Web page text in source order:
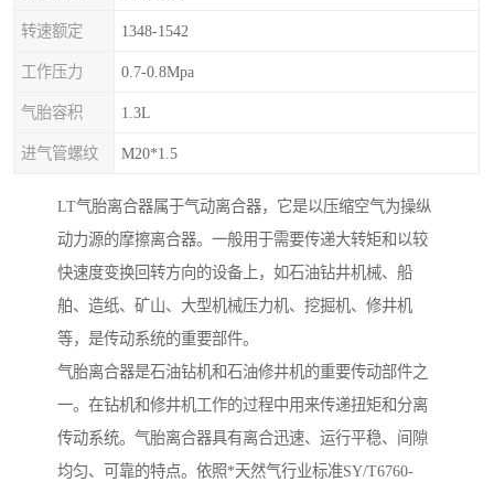
转速额定 1348-1542
工作压力 0.7-0.8Mpa
气胎容积 1.3L
进气管螺纹 M20*1.5
LT气胎离合器属于气动离合器，它是以压缩空气为操纵
动力源的摩擦离合器。一般用于需要传递大转矩和以较
快速度变换回转方向的设备上，如石油钻井机械、船
舶、造纸、矿山、大型机械压力机、挖掘机、修井机
等，是传动系统的重要部件。
气胎离合器是石油钻机和石油修井机的重要传动部件之
一。在钻机和修井机工作的过程中用来传递扭矩和分离
传动系统。气胎离合器具有离合迅速、运行平稳、间隙
均匀、可靠的特点。依照*天然气行业标准SY/T6760-